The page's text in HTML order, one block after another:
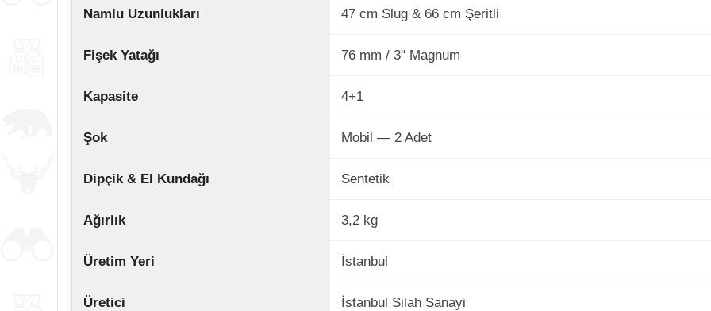
Namlu Uzunlukları 47 cm Slug & 66 cm Şeritli
Fişek Yatağı 76 mm / 3" Magnum
Kapasite 4+1
Şok Mobil — 2 Adet
Dipçik & El Kundağı Sentetik
Ağırlık 3,2 kg
Üretim Yeri İstanbul
Üretici İstanbul Silah Sanayi